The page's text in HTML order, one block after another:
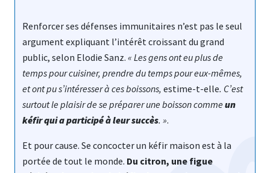
Renforcer ses défenses immunitaires n’est pas le seul
argument expliquant l’intérêt croissant du grand
public, selon Elodie Sanz. « Les gens ont eu plus de
temps pour cuisiner, prendre du temps pour eux-mêmes,
et ont pu s’intéresser à ces boissons, estime-t-elle. C’est
surtout le plaisir de se préparer une boisson comme un
kéfir qui a participé à leur succès. ».
Et pour cause. Se concocter un kéfir maison est à la
portée de tout le monde. Du citron, une figue